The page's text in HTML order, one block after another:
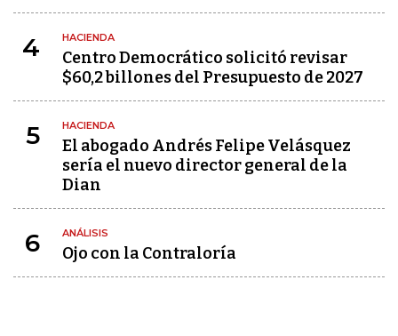
4 HACIENDA
Centro Democrático solicitó revisar
$60,2 billones del Presupuesto de 2027
5 HACIENDA
El abogado Andrés Felipe Velásquez
sería el nuevo director general de la
Dian
6 ANÁLISIS
Ojo con la Contraloría